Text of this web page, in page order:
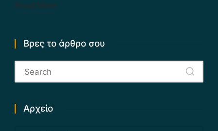
Read More
Βρες το άρθρο σου
Αρχείο